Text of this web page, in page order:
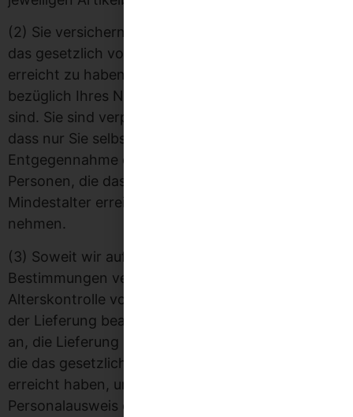
(2) Sie versichern mit Absenden Ihrer Bestellung,
das gesetzlich vorgeschriebene Mindestalter
erreicht zu haben und dass Ihre Angaben
bezüglich Ihres Namens und Ihrer Adresse richtig
sind. Sie sind verpflichtet, dafür Sorge zu tragen,
dass nur Sie selbst oder solche von Ihnen zur
Entgegennahme der Lieferung ermächtigte
Personen, die das gesetzlich vorgeschriebene
Mindestalter erreicht haben, die Ware in Empfang
nehmen.
(3) Soweit wir aufgrund der gesetzlichen
Bestimmungen verpflichtet sind, eine
Alterskontrolle vorzunehmen, weisen wir den mit
der Lieferung beauftragten Logistikdienstleister
an, die Lieferung nur an Personen zu übergeben,
die das gesetzlich vorgeschriebene Mindestalter
erreicht haben, und sich im Zweifelsfall den
Personalausweis der die Ware in Empfang